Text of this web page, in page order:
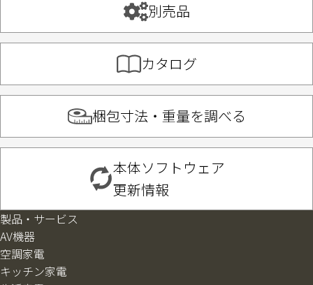
別売品
カタログ
梱包寸法・重量を調べる
本体ソフトウェア
更新情報
製品・サービス
AV機器
空調家電
キッチン家電